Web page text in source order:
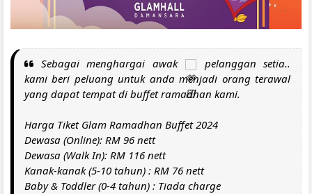
Sebagai menghargai awak
pelanggan setia..
kami beri peluang untuk anda menjadi orang terawal
yang dapat tempat di buffet ramadhan kami.
Harga Tiket Glam Ramadhan Buffet 2024
Dewasa (Online): RM 96 nett
Dewasa (Walk In): RM 116 nett
Kanak-kanak (5-10 tahun) : RM 76 nett
Baby & Toddler (0-4 tahun) : Tiada charge